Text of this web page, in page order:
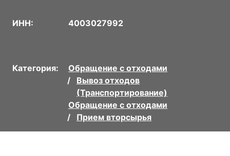
ИНН: 4003027992
Категория:
Обращение с отходами
Вывоз отходов
(Транспортирование)
Обращение с отходами
Прием вторсырья